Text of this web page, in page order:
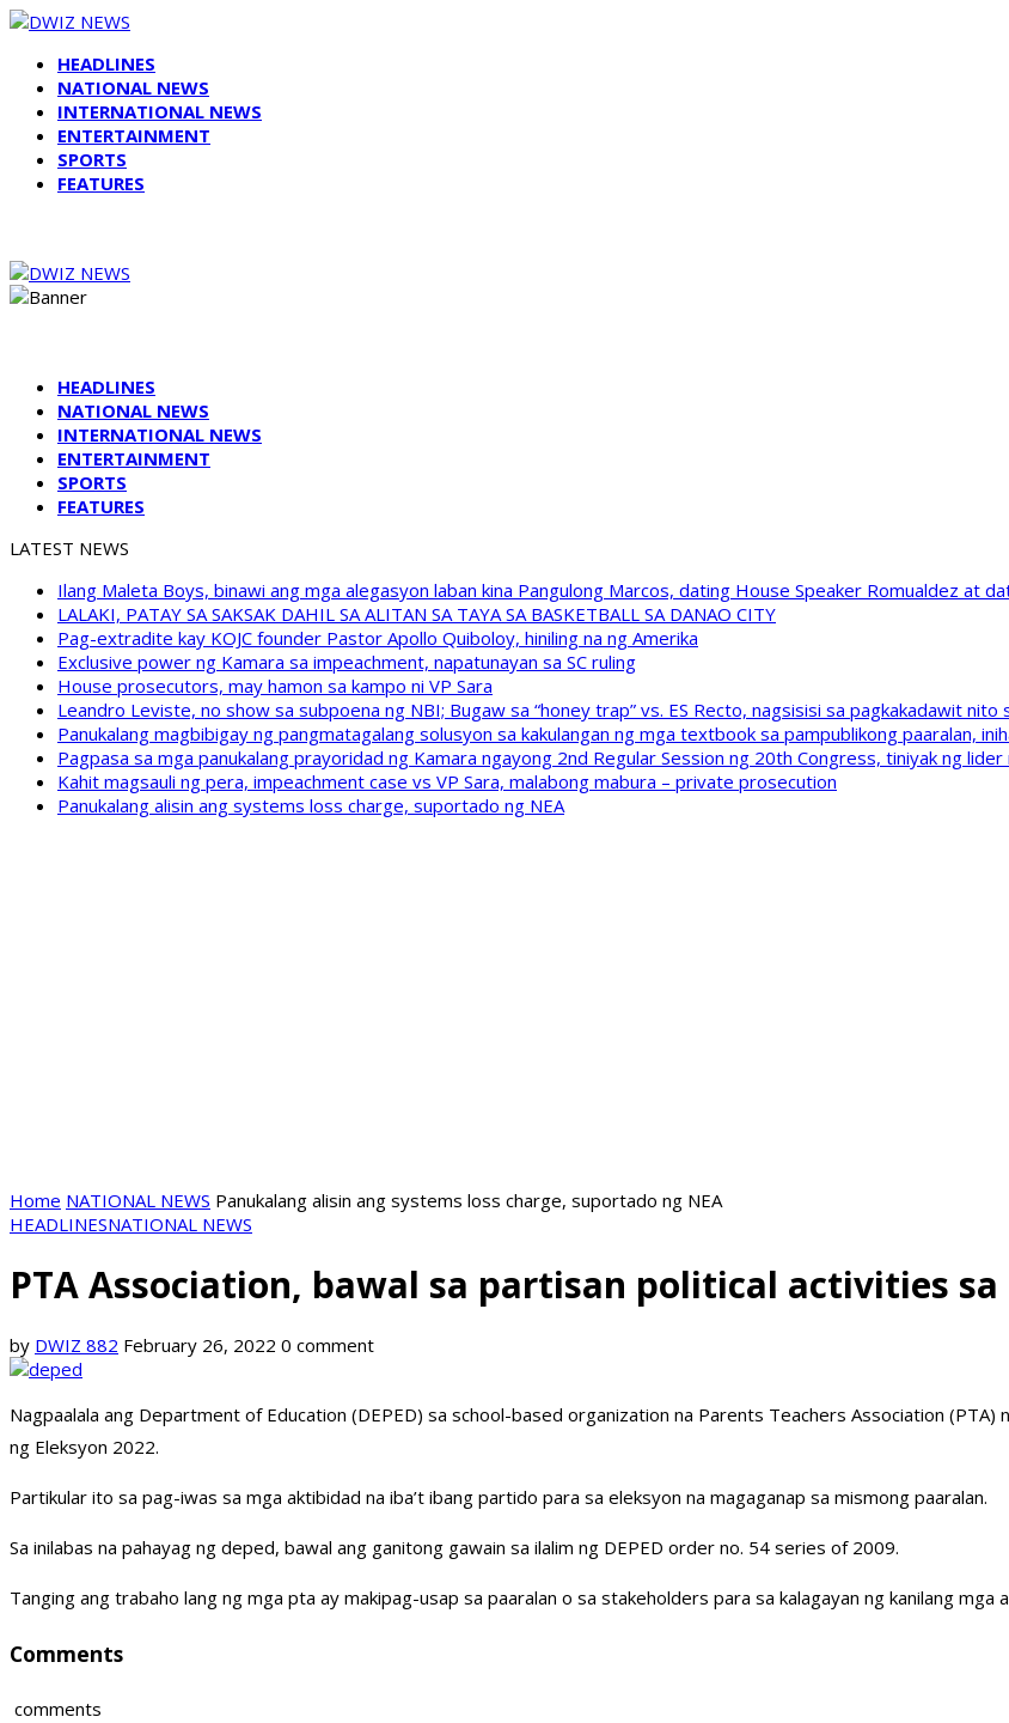
HEADLINES
NATIONAL NEWS
INTERNATIONAL NEWS
ENTERTAINMENT
SPORTS
FEATURES
HEADLINES
NATIONAL NEWS
INTERNATIONAL NEWS
ENTERTAINMENT
SPORTS
FEATURES
LATEST NEWS
Ilang Maleta Boys, binawi ang mga alegasyon laban kina Pangulong Marcos, dating House Speaker Romualdez at
LALAKI, PATAY SA SAKSAK DAHIL SA ALITAN SA TAYA SA BASKETBALL SA DANAO CITY
Pag-extradite kay KOJC founder Pastor Apollo Quiboloy, hiniling na ng Amerika
Exclusive power ng Kamara sa impeachment, napatunayan sa SC ruling
House prosecutors, may hamon sa kampo ni VP Sara
Leandro Leviste, no show sa subpoena ng NBI; Bugaw sa “honey trap” vs. ES Recto, nagsisisi sa pagkakadawit nito
Panukalang magbibigay ng pangmatagalang solusyon sa kakulangan ng mga textbook sa pampublikong paaralan,
Pagpasa sa mga panukalang prayoridad ng Kamara ngayong 2nd Regular Session ng 20th Congress, tiniyak ng lider
Kahit magsauli ng pera, impeachment case vs VP Sara, malabong mabura – private prosecution
Panukalang alisin ang systems loss charge, suportado ng NEA
Home NATIONAL NEWS Panukalang alisin ang systems loss charge, suportado ng NEA
HEADLINESNATIONAL NEWS
PTA Association, bawal sa partisan political activities sa
by DWIZ 882 February 26, 2022 0 comment
Nagpaalala ang Department of Education (DEPED) sa school-based organization na Parents Teachers Association (PTA)
ng Eleksyon 2022.
Partikular ito sa pag-iwas sa mga aktibidad na iba’t ibang partido para sa eleksyon na magaganap sa mismong paaralan.
Sa inilabas na pahayag ng deped, bawal ang ganitong gawain sa ilalim ng DEPED order no. 54 series of 2009.
Tanging ang trabaho lang ng mga pta ay makipag-usap sa paaralan o sa stakeholders para sa kalagayan ng kanilang mga
Comments
comments